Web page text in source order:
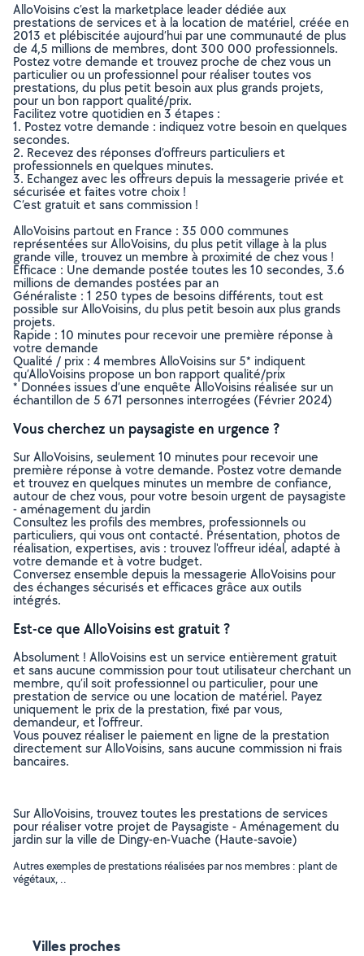
AlloVoisins c’est la marketplace leader dédiée aux
prestations de services et à la location de matériel, créée en
2013 et plébiscitée aujourd’hui par une communauté de plus
de 4,5 millions de membres, dont 300 000 professionnels.
Postez votre demande et trouvez proche de chez vous un
particulier ou un professionnel pour réaliser toutes vos
prestations, du plus petit besoin aux plus grands projets,
pour un bon rapport qualité/prix.
Facilitez votre quotidien en 3 étapes :
1. Postez votre demande : indiquez votre besoin en quelques
secondes.
2. Recevez des réponses d’offreurs particuliers et
professionnels en quelques minutes.
3. Echangez avec les offreurs depuis la messagerie privée et
sécurisée et faites votre choix !
C’est gratuit et sans commission !
AlloVoisins partout en France : 35 000 communes
représentées sur AlloVoisins, du plus petit village à la plus
grande ville, trouvez un membre à proximité de chez vous !
Efficace : Une demande postée toutes les 10 secondes, 3.6
millions de demandes postées par an
Généraliste : 1 250 types de besoins différents, tout est
possible sur AlloVoisins, du plus petit besoin aux plus grands
projets.
Rapide : 10 minutes pour recevoir une première réponse à
votre demande
Qualité / prix : 4 membres AlloVoisins sur 5* indiquent
qu’AlloVoisins propose un bon rapport qualité/prix
* Données issues d’une enquête AlloVoisins réalisée sur un
échantillon de 5 671 personnes interrogées (Février 2024)
Vous cherchez un paysagiste en urgence ?
Sur AlloVoisins, seulement 10 minutes pour recevoir une
première réponse à votre demande. Postez votre demande
et trouvez en quelques minutes un membre de confiance,
autour de chez vous, pour votre besoin urgent de paysagiste
- aménagement du jardin
Consultez les profils des membres, professionnels ou
particuliers, qui vous ont contacté. Présentation, photos de
réalisation, expertises, avis : trouvez l'offreur idéal, adapté à
votre demande et à votre budget.
Conversez ensemble depuis la messagerie AlloVoisins pour
des échanges sécurisés et efficaces grâce aux outils
intégrés.
Est-ce que AlloVoisins est gratuit ?
Absolument ! AlloVoisins est un service entièrement gratuit
et sans aucune commission pour tout utilisateur cherchant un
membre, qu’il soit professionnel ou particulier, pour une
prestation de service ou une location de matériel. Payez
uniquement le prix de la prestation, fixé par vous,
demandeur, et l’offreur.
Vous pouvez réaliser le paiement en ligne de la prestation
directement sur AlloVoisins, sans aucune commission ni frais
bancaires.
Sur AlloVoisins, trouvez toutes les prestations de services
pour réaliser votre projet de Paysagiste - Aménagement du
jardin sur la ville de Dingy-en-Vuache (Haute-savoie)
Autres exemples de prestations réalisées par nos membres : plant de
végétaux, ..
Villes proches